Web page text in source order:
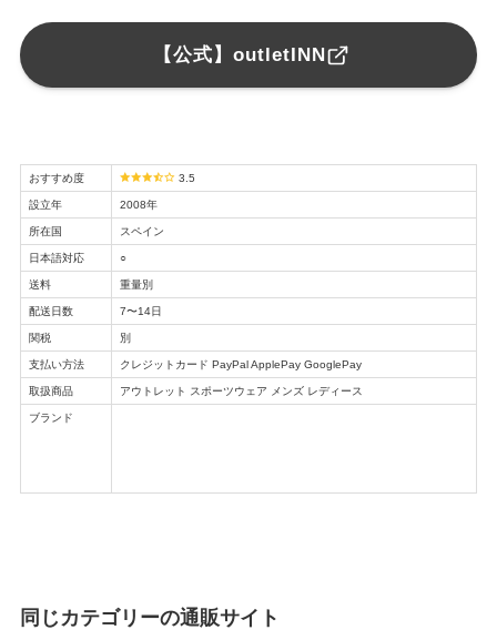
【公式】outletINN
おすすめ度 3.5
設立年 2008年
所在国 スペイン
日本語対応 ○
送料 重量別
配送日数 7〜14日
関税 別
支払い方法 クレジットカード PayPal ApplePay GooglePay
取扱商品 アウトレット スポーツウェア メンズ レディース
ブランド
同じカテゴリーの通販サイト